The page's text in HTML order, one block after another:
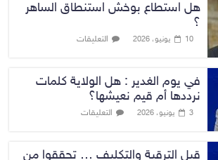
هل استطاع بوخش استنطاق الساهر
؟
10 يونيو، 2026 التعليقات
في يوم الغدير : هل الولاية كلمات
نرددها أم قيم نعيشها؟
3 يونيو، 2026 التعليقات
قبل الترقية والتكليف … تحققوا من